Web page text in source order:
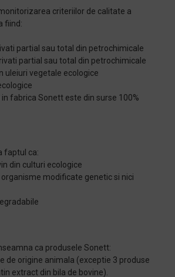
criteriilor de calitate a
fiind:
partial sau total din petrochimicale
partial sau total din petrochimicale
uleiuri vegetale ecologice
fabrica Sonett este din surse 100%
faptul ca:
din culturi ecologice
modificate genetic si nici
ca produsele Sonett:
de origine animala (exceptie 3 produse
extract din bila de bovine).